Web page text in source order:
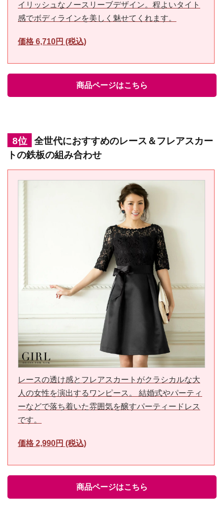
イリッシュなノースリーブデザイン。程よいタイト
感でボディラインを美しく魅せてくれます。
価格 6,710円 (税込)
商品ページはこちら
8位
全世代におすすめのレース＆フレアスカー
トの鉄板の組み合わせ
レースの透け感とフレアスカートがクラシカルな大
人の女性を演出するワンピース。 結婚式やパーティ
ーなどで落ち着いた雰囲気を醸すパーティードレス
です。
価格 2,990円 (税込)
商品ページはこちら